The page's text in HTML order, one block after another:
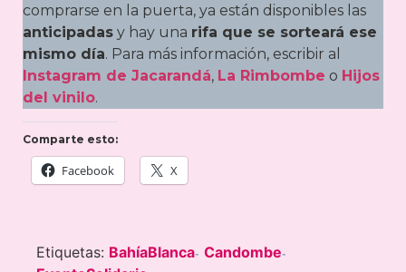
comprarse en la puerta, ya están disponibles las
anticipadas y hay una rifa que se sorteará ese
mismo día. Para más información, escribir al
Instagram de Jacarandá, La Rimbombe o Hijos
del vinilo.
Comparte esto:
Facebook X
Etiquetas: BahíaBlanca- Candombe-